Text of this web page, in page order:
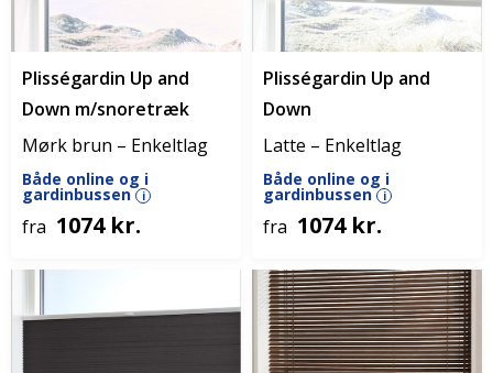
Plisségardin Up and
Down m/snoretræk
Mørk brun – Enkeltlag
Både online og i
gardinbussen i
fra 1074 kr.
Plisségardin Up and
Down
Latte – Enkeltlag
Både online og i
gardinbussen i
fra 1074 kr.